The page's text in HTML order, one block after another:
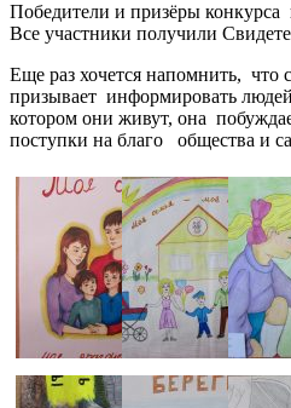
Победители и призёры
Все участники получили
Еще раз хочется напомнить, что
призывает информировать
котором они живут, она
поступки на благо общества и